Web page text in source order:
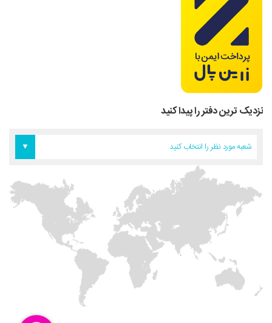
نزدیک ترین دفتر را پیدا کنید
شعبه مورد نظر را انتخاب کنید